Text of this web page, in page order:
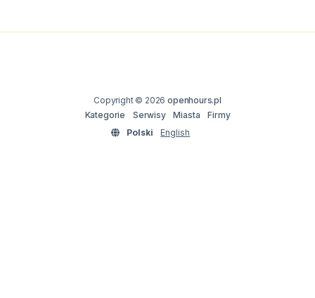
Copyright © 2026openhours.pl
Kategorie
Serwisy Miasta
Firmy
Polski
English